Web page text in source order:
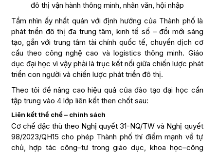
đô thị vận hành thông minh, nhân văn, hội nhập
Tầm nhìn ấy nhất quán với định hướng của Thành phố là
phát triển đô thị đa trung tâm, kinh tế số – đổi mới sáng
tạo, gắn với trung tâm tài chính quốc tế, chuyển dịch cơ
cấu theo công nghệ cao và logistics thông minh. Giáo
dục đại học vì vậy phải là trục kết nối giữa chiến lược phát
triển con người và chiến lược phát triển đô thị.
Theo tôi để nâng cao hiệu quả của đào tạo đại học cần
tập trung vào 4 lớp liên kết then chốt sau:
Liên kết thể chế – chính sách
Cơ chế đặc thù theo Nghị quyết 31-NQ/TW và Nghị quyết
98/2023/QH15 cho phép Thành phố thí điểm mạnh về tự
chủ, hợp tác công–tư trong giáo dục, khoa học–công